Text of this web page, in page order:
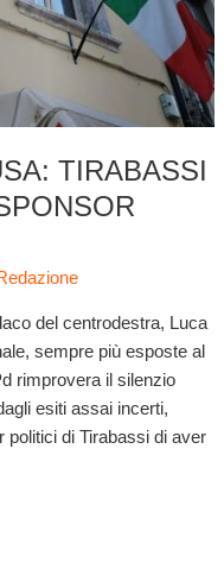
TIRABASSI
del centrodestra, Luca
sempre più esposte al
rimprovera il silenzio
esiti assai incerti,
politici di Tirabassi di aver